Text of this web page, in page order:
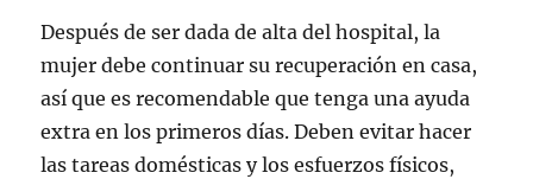
Después de ser dada de alta del hospital, la
mujer debe continuar su recuperación en casa,
así que es recomendable que tenga una ayuda
extra en los primeros días. Deben evitar hacer
las tareas domésticas y los esfuerzos físicos,